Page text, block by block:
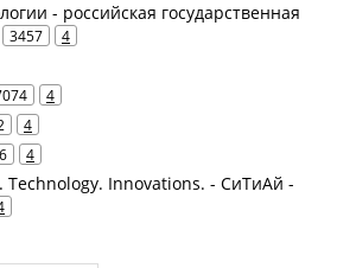
- российская государственная
3457 4
4
4
4
Technology. Innovations. - СиТиАй -